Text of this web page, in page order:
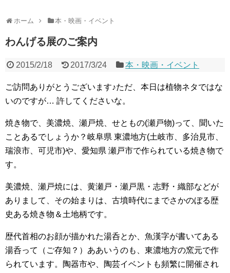
ホーム 本・映画・イベント
わんげる展のご案内
2015/2/18 2017/3/24 本・映画・イベント
ご訪問ありがとうございます♪ただ、本日は植物ネタではな
いのですが… 許してくださいな。
焼き物で、美濃焼、瀬戸焼、せともの(瀬戸物)って、聞いた
ことあるでしょうか？岐阜県 東濃地方(土岐市、多治見市、
瑞浪市、可児市)や、愛知県 瀬戸市で作られている焼き物で
す。
美濃焼、瀬戸焼には、黄瀬戸・瀬戸黒・志野・織部などが
ありまして、その始まりは、古墳時代にまでさかのぼる歴
史ある焼き物＆土地柄です。
歴代首相のお顔が描かれた湯呑とか、魚漢字が書いてある
湯呑って（ご存知？）ああいうのも、東濃地方の窯元で作
られています。陶器市や、陶芸イベントも頻繁に開催され